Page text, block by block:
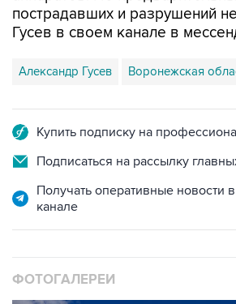
пострадавших и разрушений
Гусев в своем канале в
Александр Гусев Воронежская
Купить подписку на
Подписаться на рассылку
Получать оперативные новости
канале
ФОТОГАЛЕРЕИ